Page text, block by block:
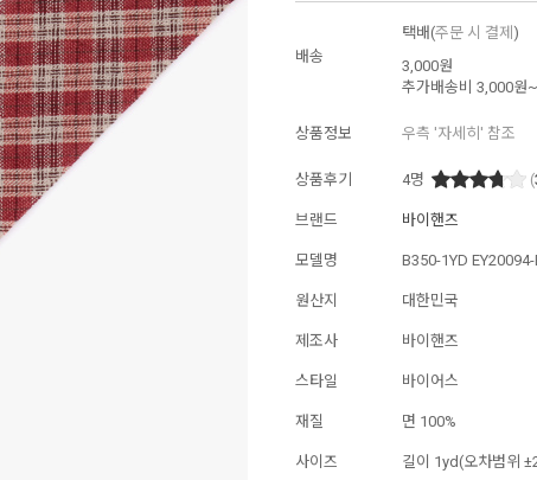
배송
택배(주문 시 결제 )
3,000원
추가배송비 3,000원
상품정보 우측 '자세히' 참조
상품후기 4명 (
브랜드 바이핸즈
모델명 B350-1YD EY20094-
원산지 대한민국
제조사 바이핸즈
스타일 바이어스
재질 면 100%
사이즈 길이 1yd(오차범위